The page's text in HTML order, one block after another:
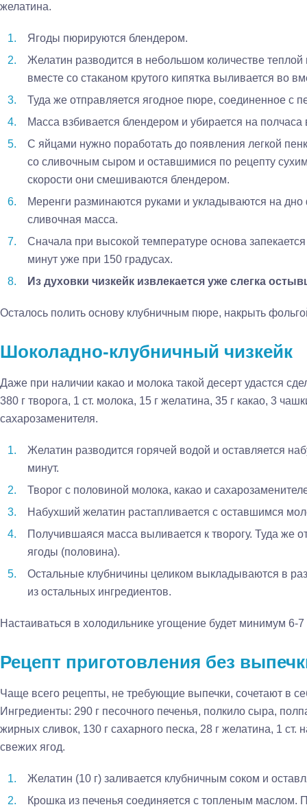
желатина.
Ягоды пюрируются блендером.
Желатин разводится в небольшом количестве
вместе со стаканом крутого кипятка выливается во
Туда же отправляется ягодное пюре, соединенное с
Масса взбивается блендером и убирается на полчаса
С яйцами нужно поработать до появления легкой
со сливочным сыром и оставшимися по рецепту
скорости они смешиваются блендером.
Меренги разминаются руками и укладываются на
сливочная масса.
Сначала при высокой температуре основа
минут уже при 150 градусах.
Из духовки чизкейк извлекается уже слегка
Осталось полить основу клубничным пюре, накрыть
Шоколадно-клубничный чизкейк
Даже при наличии какао и молока такой десерт удастся
380 г творога, 1 ст. молока, 15 г желатина, 35 г какао, 3
сахарозаменителя.
Желатин разводится горячей водой и оставляется
минут.
Творог с половиной молока, какао и
Набухший желатин растапливается с оставшимся
Получившаяся масса выливается к творогу. Туда же
ягоды (половина).
Остальные клубничины целиком выкладываются в
из остальных ингредиентов.
Настаиваться в холодильнике угощение будет минимум 6-7
Рецепт приготовления без
Чаще всего рецепты, не требующие выпечки, сочетают в
Ингредиенты: 290 г песочного печенья, полкило сыра,
жирных сливок, 130 г сахарного песка, 28 г желатина, 1 ст.
свежих ягод.
Желатин (10 г) заливается клубничным соком и
Крошка из печенья соединяется с топленым маслом.